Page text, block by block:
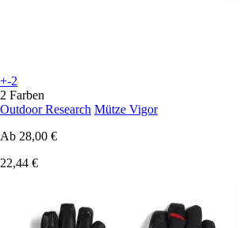
+-2
2 Farben
Outdoor Research Mütze Vigor
Ab 28,00 €
22,44 €